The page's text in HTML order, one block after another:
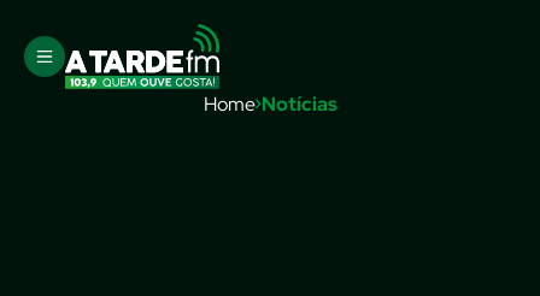
Home Notícias